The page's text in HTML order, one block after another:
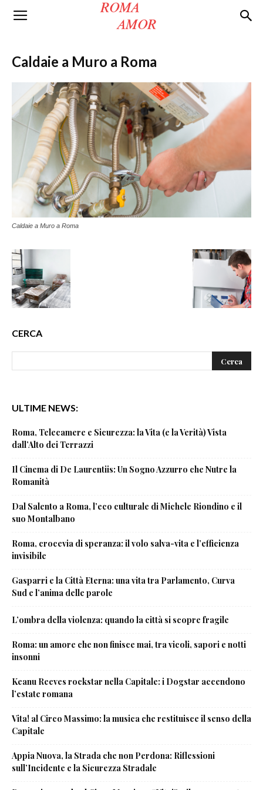
Roma
Amor
Caldaie a Muro a Roma
Caldaie a Muro a Roma
CERCA
ULTIME NEWS:
Roma, Telecamere e Sicurezza: la Vita (e la Verità) Vista
dall’Alto dei Terrazzi
Il Cinema di De Laurentiis: Un Sogno Azzurro che Nutre la
Romanità
Dal Salento a Roma, l’eco culturale di Michele Riondino e il
suo Montalbano
Roma, crocevia di speranza: il volo salva-vita e l’efficienza
invisibile
Gasparri e la Città Eterna: una vita tra Parlamento, Curva
Sud e l’anima delle parole
L’ombra della violenza: quando la città si scopre fragile
Roma: un amore che non finisce mai, tra vicoli, sapori e notti
insonni
Keanu Reeves rockstar nella Capitale: i Dogstar accendono
l’estate romana
Vita! al Circo Massimo: la musica che restituisce il senso della
Capitale
Appia Nuova, la Strada che non Perdona: Riflessioni
sull’Incidente e la Sicurezza Stradale